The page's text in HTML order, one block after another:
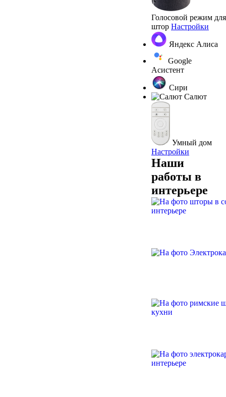
Голосовой режим для
штор Настройки
Яндекс Алиса
Google
Асистент
Сири
Салют
Умный дом
Настройки
Наши
работы в
интерьере